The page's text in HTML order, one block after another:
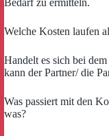
Bedarf zu ermitteln.
Welche Kosten laufen
Handelt es sich bei
kann der Partner/ die
Was passiert mit den
was?